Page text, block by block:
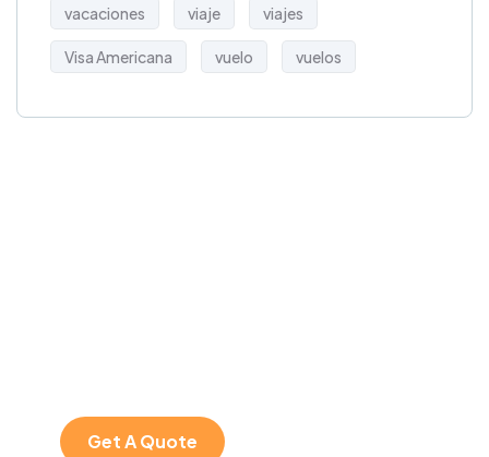
vacaciones viaje viajes
Visa Americana vuelo vuelos
Get A Quote